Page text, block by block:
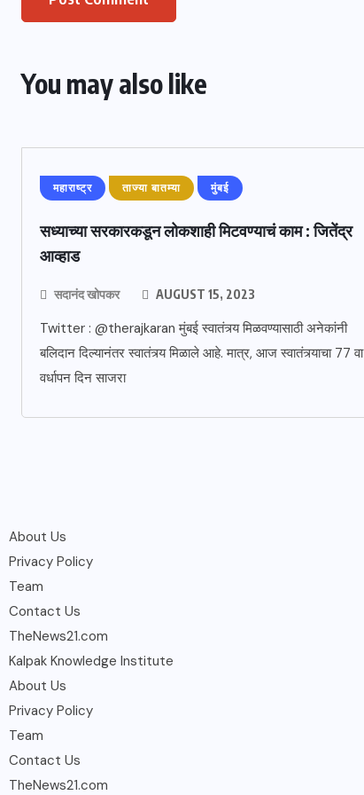
You may also like
महाराष्ट्र ताज्या बातम्या मुंबई
सध्याच्या सरकारकडून लोकशाही मिटवण्याचं काम : जितेंद्र
आव्हाड
सदानंद खोपकर AUGUST 15, 2023
Twitter : @therajkaran मुंबई स्वातंत्र्य मिळवण्यासाठी अनेकांनी
बलिदान दिल्यानंतर स्वातंत्र्य मिळाले आहे. मात्र, आज स्वातंत्र्याचा 77 वा
वर्धापन दिन साजरा
About Us
Privacy Policy
Team
Contact Us
TheNews21.com
Kalpak Knowledge Institute
About Us
Privacy Policy
Team
Contact Us
TheNews21.com